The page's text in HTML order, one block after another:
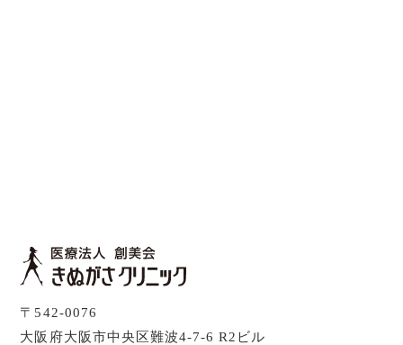
〒542-0076
大阪府大阪市中央区難波4-7-6 R2ビル